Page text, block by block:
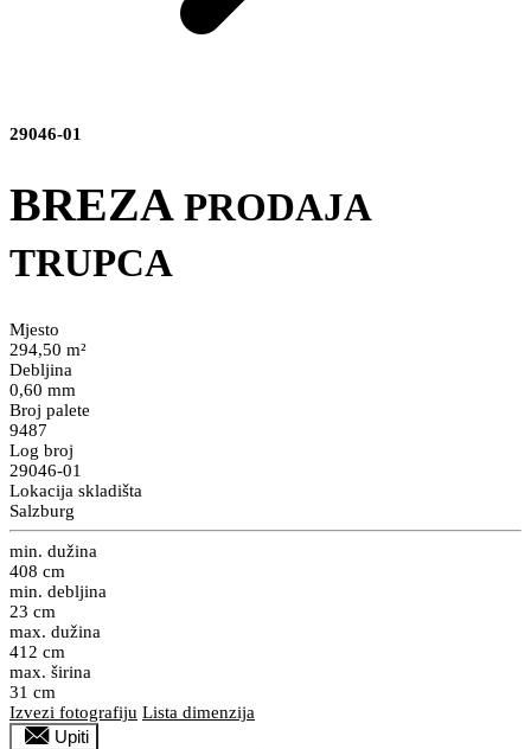
29046-01
BREZA PRODAJA
TRUPCA
Mjesto
294,50 m²
Debljina
0,60 mm
Broj palete
9487
Log broj
29046-01
Lokacija skladišta
Salzburg
min. dužina
408 cm
min. debljina
23 cm
max. dužina
412 cm
max. širina
31 cm
Izvezi fotografiju Lista dimenzija
Upiti